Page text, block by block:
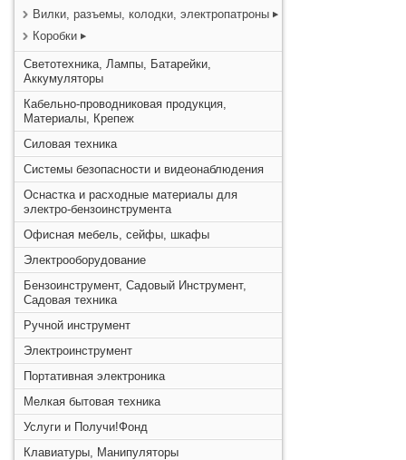
Вилки, разъемы, колодки, электропатроны
Коробки
Светотехника, Лампы, Батарейки,
Аккумуляторы
Кабельно-проводниковая продукция,
Материалы, Крепеж
Силовая техника
Системы безопасности и видеонаблюдения
Оснастка и расходные материалы для
электро-бензоинструмента
Офисная мебель, сейфы, шкафы
Электрооборудование
Бензоинструмент, Садовый Инструмент,
Садовая техника
Ручной инструмент
Электроинструмент
Портативная электроника
Мелкая бытовая техника
Услуги и Получи!Фонд
Клавиатуры, Манипуляторы